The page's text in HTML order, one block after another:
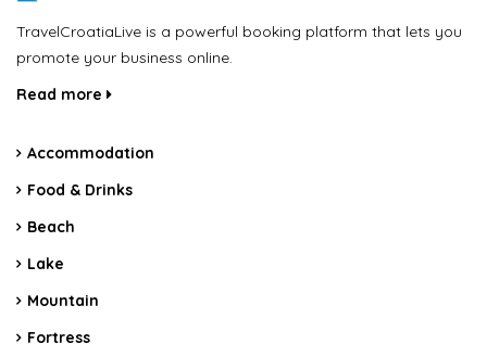
TravelCroatiaLive is a powerful booking platform that lets you
promote your business online.
Read more
Accommodation
Food & Drinks
Beach
Lake
Mountain
Fortress